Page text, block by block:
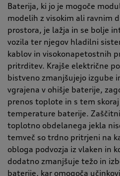
Baterija, ki jo je mogoče
modelih z visokim ali ravnim
prostora, je lažja in se bolje
vozila ter njegov hladilni
kablov in visokonapetostnih
pritrditev. Krajše električne
bistveno zmanjšujejo izgube
vgrajena v ohišje baterije,
prenos toplote in s tem
temperature baterije.
toplotno obdelanega jekla
temveč so trdno pritrjeni na
obloga podvozja iz vlaken in
dodatno zmanjšuje težo in
baterije, kar omogoča